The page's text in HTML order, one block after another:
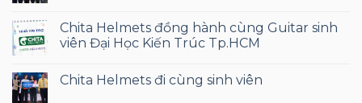
Chita Helmets đồng hành cùng Guitar sinh
viên Đại Học Kiến Trúc Tp.HCM
Chita Helmets đi cùng sinh viên